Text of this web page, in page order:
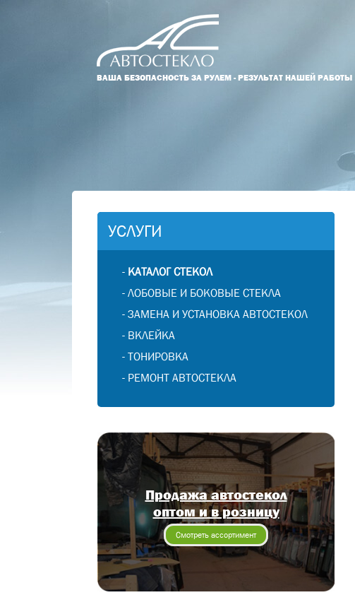
ВАША БЕЗОПАСНОСТЬ ЗА РУЛЕМ - РЕЗУЛЬТАТ НАШЕЙ РАБОТЫ
УСЛУГИ
- КАТАЛОГ СТЕКОЛ
-ЛОБОВЫЕ И БОКОВЫЕ СТЕКЛА
-ЗАМЕНА И УСТАНОВКА АВТОСТЕКОЛ
- ВКЛЕЙКА
-ТОНИРОВКА
- РЕМОНТ АВТОСТЕКЛА
Продажа автостекол
оптом и в розницу
Смотреть ассортимент